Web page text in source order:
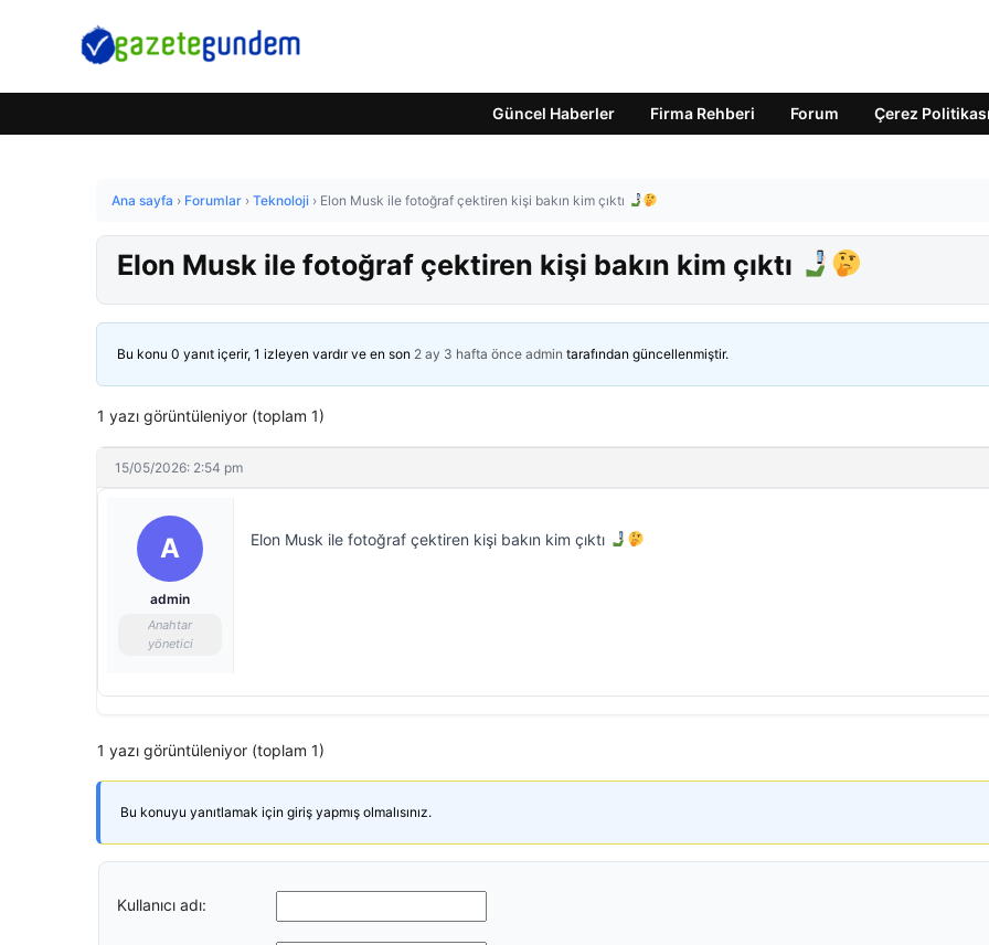
Güncel Haberler Firma Rehberi Forum Çerez Politikası
Ana sayfa › Forumlar › Teknoloji › Elon Musk ile fotoğraf çektiren kişi bakın kim çıktı
Elon Musk ile fotoğraf çektiren kişi bakın kim çıktı
Bu konu 0 yanıt içerir, 1 izleyen vardır ve en son 2 ay 3 hafta önce admin tarafından güncellenmiştir.
1 yazı görüntüleniyor (toplam 1)
15/05/2026: 2:54 pm
A
admin
Anahtar
yönetici
Elon Musk ile fotoğraf çektiren kişi bakın kim çıktı
1 yazı görüntüleniyor (toplam 1)
Bu konuyu yanıtlamak için giriş yapmış olmalısınız.
Kullanıcı adı: